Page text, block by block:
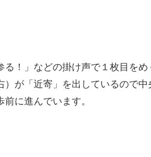
！」などの掛け声で１枚目を
が「近寄」を出しているので
に進んでいます。